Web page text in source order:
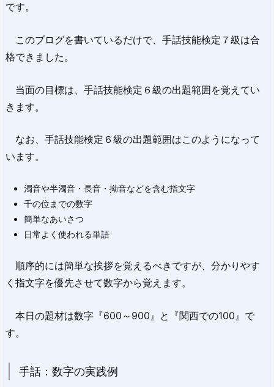
です。
このブログを書いているだけで、手話技能検定７級は合
格できました。
当面の目標は、手話技能検定６級の出題範囲を覚えてい
きます。
なお、手話技能検定６級の出題範囲はこのようになって
います。
濁音や半濁音・長音・拗音などを含む指文字
千の位までの数字
簡単なあいさつ
日常よく使われる単語
順序的には簡単な挨拶を覚えるべきですが、分かりやす
く指文字を優先させて数字から覚えます。
本日の題材は数字『600～900』と『関西での100』で
す。
手話：数字の実践例